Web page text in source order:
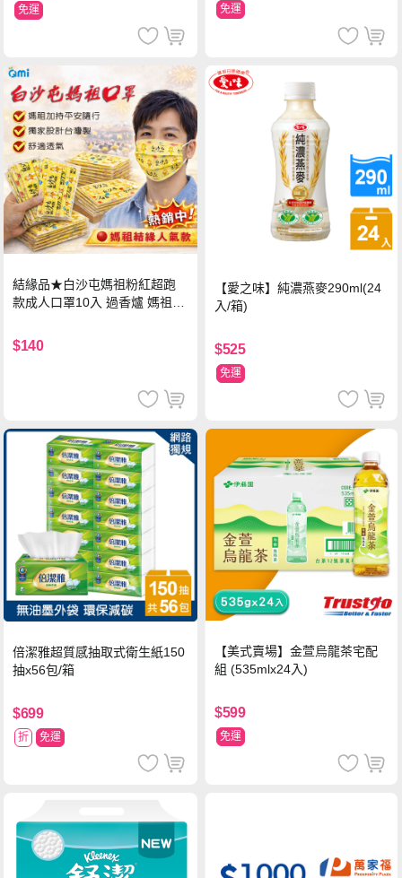
免運 免運
結緣品★白沙屯媽祖粉紅超跑
款成人口罩10入 過香爐 媽祖加
$140
【愛之味】純濃燕麥290ml(24
入/箱)
$525
免運
倍潔雅超質感抽取式衛生紙150
抽x56包/箱
$699
折 免運
【美式賣場】金萱烏龍茶宅配
組 (535mlx24入)
$599
免運